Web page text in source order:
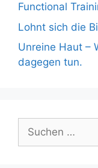
Functional
Lohnt sich die
Unreine Haut –
dagegen tun.
Suche
nach: